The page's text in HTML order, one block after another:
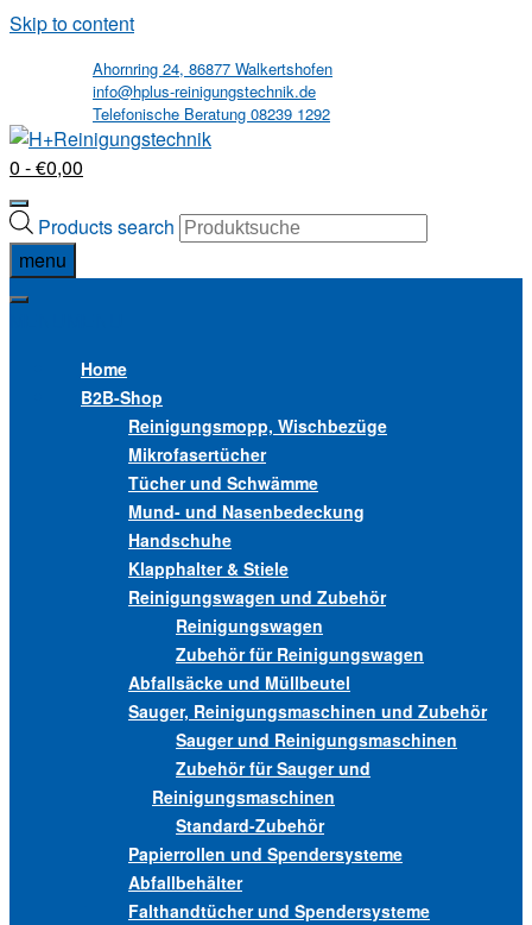
Skip to content
Ahornring 24, 86877 Walkertshofen
info@hplus-reinigungstechnik.de
Telefonische Beratung 08239 1292
0 - €0,00
Products search
menu
Home
B2B-Shop
Reinigungsmopp, Wischbezüge
Mikrofasertücher
Tücher und Schwämme
Mund- und Nasenbedeckung
Handschuhe
Klapphalter & Stiele
Reinigungswagen und Zubehör
Reinigungswagen
Zubehör für Reinigungswagen
Abfallsäcke und Müllbeutel
Sauger, Reinigungsmaschinen und Zubehör
Sauger und Reinigungsmaschinen
Zubehör für Sauger und
Reinigungsmaschinen
Standard-Zubehör
Papierrollen und Spendersysteme
Abfallbehälter
Falthandtücher und Spendersysteme